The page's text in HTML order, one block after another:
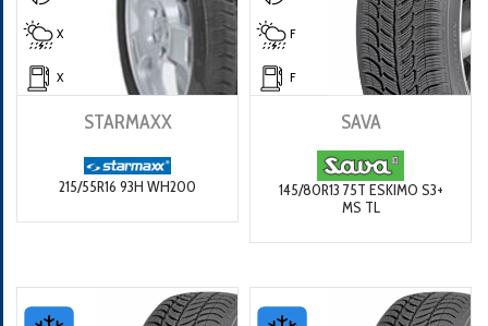
X
X
STARMAXX
215/55R16 93H WH200
F
F
SAVA
145/80R13 75T ESKIMO S3+
MS TL